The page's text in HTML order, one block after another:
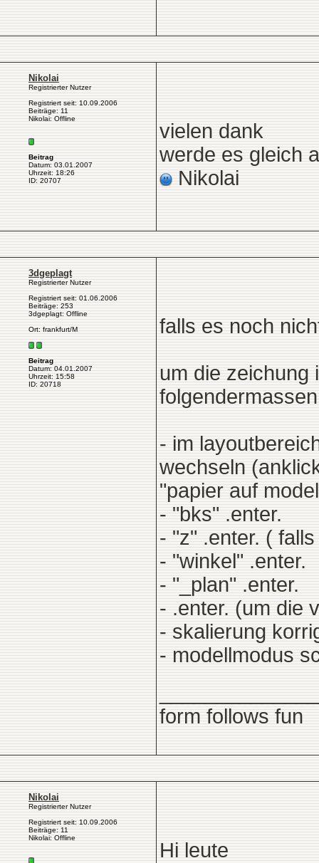
Nikolai
Registrierter Nutzer
Registriert seit: 10.09.2006
Beiträge: 11
Nikolai: Offline
Beitrag
Datum: 03.01.2007
Uhrzeit: 18:26
ID: 20707
vielen dank
werde es gleich
Nikolai
3dgeplagt
Registrierter Nutzer
Registriert seit: 01.06.2006
Beiträge: 253
3dgeplagt: Offline
Ort: frankfurt/M
Beitrag
Datum: 04.01.2007
Uhrzeit: 15:58
ID: 20718
falls es noch
um die zeichung
- im
wechseln
"papier auf
- "bks" .enter.
- "z" .enter. (
- "winkel" .enter.
- "_plan" .enter.
- .enter. (um die
- skalierung
- modellmodus
form follows fun
Nikolai
Registrierter Nutzer
Registriert seit: 10.09.2006
Beiträge: 11
Nikolai: Offline
Hi leute